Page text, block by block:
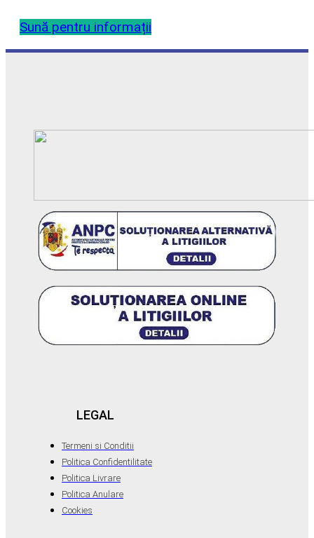
Sună pentru informații
LEGAL
Termeni si Conditii
Politica Confidentilitate
Politica Livrare
Politica Anulare
Cookies